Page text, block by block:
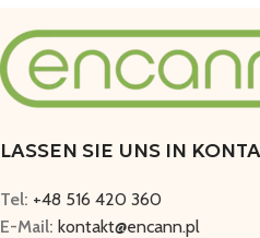
LASSEN SIE UNS IN
Tel: +48 516 420 360
E-Mail: kontakt@encann.pl